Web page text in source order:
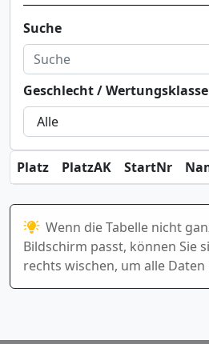
Suche
Geschlecht / Wertungsklasse
Platz PlatzAK StartNr
Wenn die Tabelle nicht
Bildschirm passt, können Sie
rechts wischen, um alle